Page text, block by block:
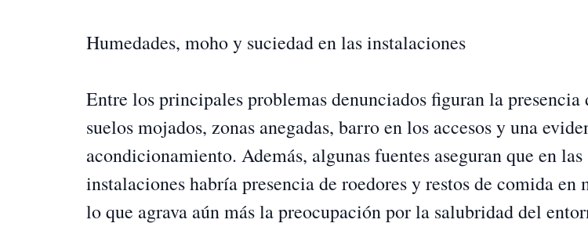
Humedades, moho y suciedad en las instalaciones
Entre los principales problemas denunciados figuran la presencia
suelos mojados, zonas anegadas, barro en los accesos y una
acondicionamiento. Además, algunas fuentes aseguran que en las
instalaciones habría presencia de roedores y restos de comida en
lo que agrava aún más la preocupación por la salubridad del